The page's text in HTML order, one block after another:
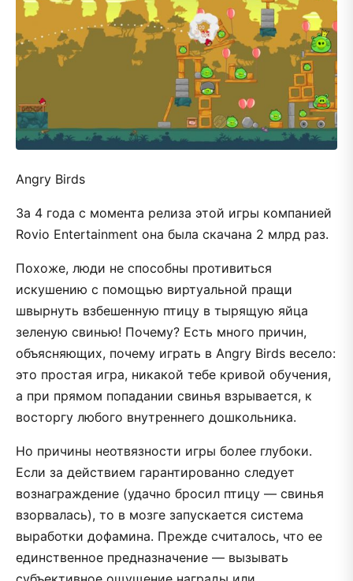
Angry Birds
За 4 года с момента релиза этой игры компанией
Rovio Entertainment она была скачана 2 млрд раз.
Похоже, люди не способны противиться
искушению с помощью виртуальной пращи
швырнуть взбешенную птицу в тырящую яйца
зеленую свинью! Почему? Есть много причин,
объясняющих, почему играть в Angry Birds весело:
это простая игра, никакой тебе кривой обучения,
а при прямом попадании свинья взрывается, к
восторгу любого внутреннего дошкольника.
Но причины неотвязности игры более глубоки.
Если за действием гарантированно следует
вознаграждение (удачно бросил птицу — свинья
взорвалась), то в мозге запускается система
выработки дофамина. Прежде считалось, что ее
единственное предназначение — вызывать